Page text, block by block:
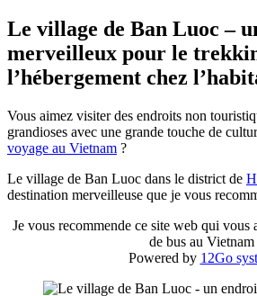
Le village de Ban Luoc –
merveilleux pour le
l’hébergement chez
Vous aimez visiter des endroits non
grandioses avec une grande touche de
voyage au Vietnam ?
Le village de Ban Luoc dans le district de
destination merveilleuse que je vous
Je vous recommende ce site web qui vous
de bus au Vietnam
Powered by 12Go